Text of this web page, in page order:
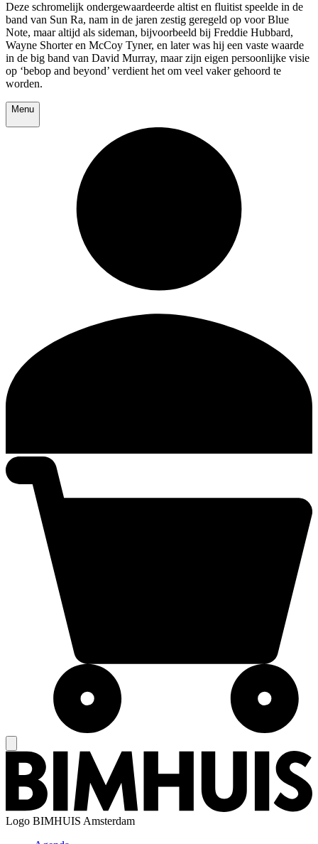
Deze schromelijk ondergewaardeerde altist en fluitist speelde in de
band van Sun Ra, nam in de jaren zestig geregeld op voor Blue
Note, maar altijd als sideman, bijvoorbeeld bij Freddie Hubbard,
Wayne Shorter en McCoy Tyner, en later was hij een vaste waarde
in de big band van David Murray, maar zijn eigen persoonlijke visie
op ‘bebop and beyond’ verdient het om veel vaker gehoord te
worden.
Menu
Logo BIMHUIS Amsterdam